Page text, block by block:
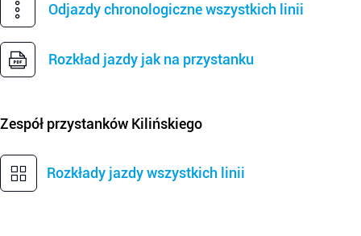
Odjazdy chronologiczne wszystkich linii
Rozkład jazdy jak na przystanku
Zespół przystanków Kilińskiego
Rozkłady jazdy wszystkich linii